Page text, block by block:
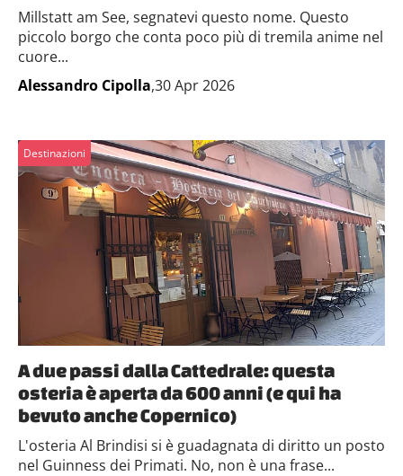
Millstatt am See, segnatevi questo nome. Questo
piccolo borgo che conta poco più di tremila anime nel
cuore...
Alessandro Cipolla,30 Apr 2026
Destinazioni
A due passi dalla Cattedrale: questa
osteria è aperta da 600 anni (e qui ha
bevuto anche Copernico)
L'osteria Al Brindisi si è guadagnata di diritto un posto
nel Guinness dei Primati. No, non è una frase...